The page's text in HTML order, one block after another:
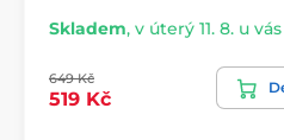
Skladem, v úterý 11. 8. u vás
649 Kč
519 Kč